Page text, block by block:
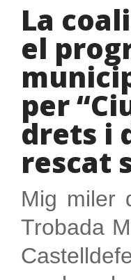
La
el
per
drets i
rescat
Mig miler
Trobada